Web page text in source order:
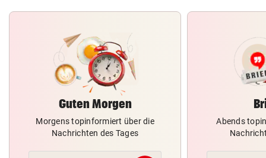
Guten Morgen
Morgens topinformiert über die
Nachrichten des Tages
Abends